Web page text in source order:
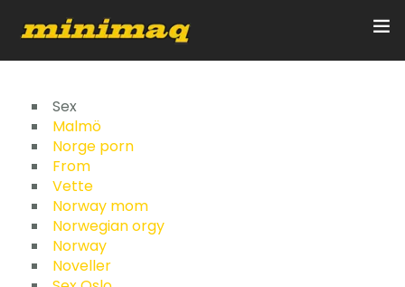
Inicio
Servicios
Implementos
Control Remoto/GPS
Quienes Somos
Sex
Malmö
Norge porn
From
Vette
Norway mom
Norwegian orgy
Norway
Noveller